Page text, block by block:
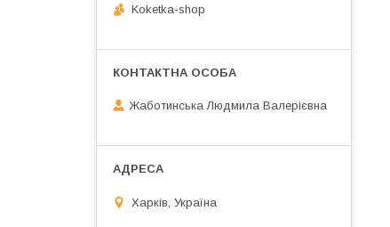
Koketka-shop
Жаботинська Людмила Валерієвна
Харків, Україна